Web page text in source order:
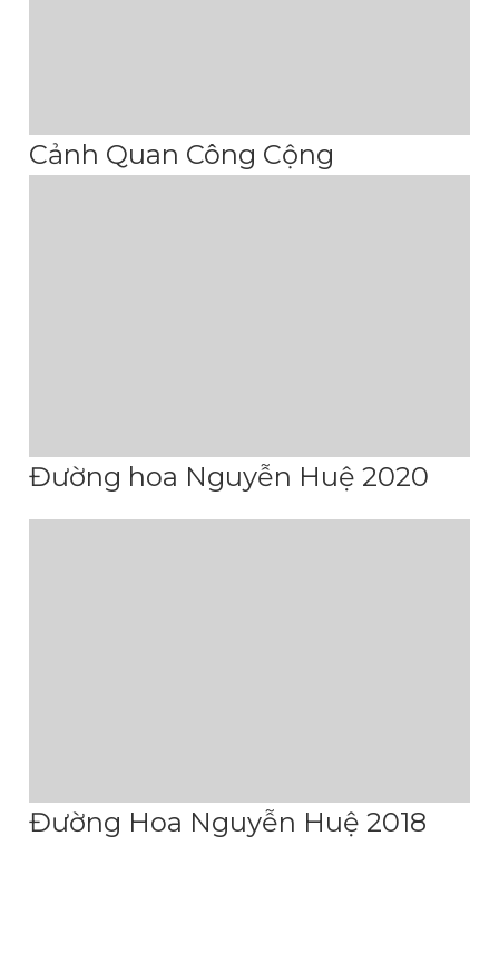
Cảnh Quan Công Cộng
Đường hoa Nguyễn Huệ 2020
Đường Hoa Nguyễn Huệ 2018